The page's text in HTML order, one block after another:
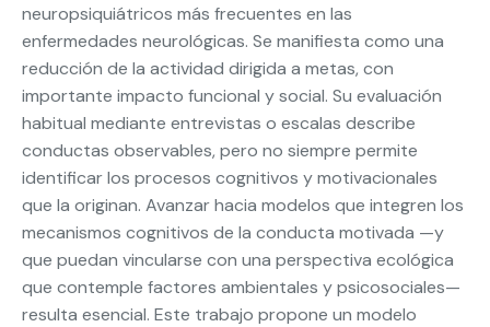
neuropsiquiátricos más frecuentes en las
enfermedades neurológicas. Se manifiesta como una
reducción de la actividad dirigida a metas, con
importante impacto funcional y social. Su evaluación
habitual mediante entrevistas o escalas describe
conductas observables, pero no siempre permite
identificar los procesos cognitivos y motivacionales
que la originan. Avanzar hacia modelos que integren los
mecanismos cognitivos de la conducta motivada —y
que puedan vincularse con una perspectiva ecológica
que contemple factores ambientales y psicosociales—
resulta esencial. Este trabajo propone un modelo